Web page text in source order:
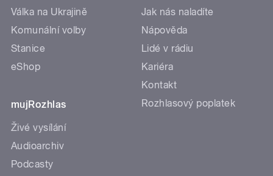
Válka na Ukrajině
Komunální volby
Stanice
eShop
mujRozhlas
Živé vysílání
Audioarchiv
Podcasty
Jak nás naladíte
Nápověda
Lidé v rádiu
Kariéra
Kontakt
Rozhlasový poplatek